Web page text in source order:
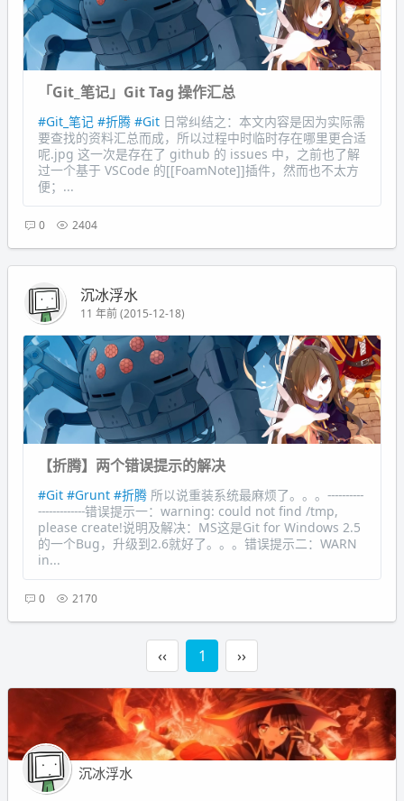
「Git_笔记」Git Tag 操作汇总
#Git_笔记 #折腾 #Git 日常纠结之：本文内容是因为实际需
要查找的资料汇总而成，所以过程中时临时存在哪里更合适
呢.jpg 这一次是存在了 github 的 issues 中，之前也了解
过一个基于 VSCode 的[[FoamNote]]插件，然而也不太方
便；...
0 2404
沉冰浮水
11 年前 (2015-12-18)
【折腾】两个错误提示的解决
#Git #Grunt #折腾 所以说重装系统最麻烦了。。。----------
-------------错误提示一：warning: could not find /tmp,
please create!说明及解决：MS这是Git for Windows 2.5
的一个Bug，升级到2.6就好了。。。错误提示二：WARN
in...
0 2170
‹‹ 1 ››
沉冰浮水